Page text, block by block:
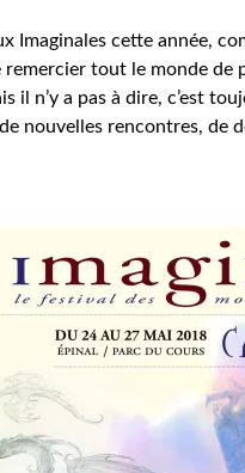
Imaginales cette année,
remercier tout le monde
il n’y a pas à dire, c’est
nouvelles rencontres, de